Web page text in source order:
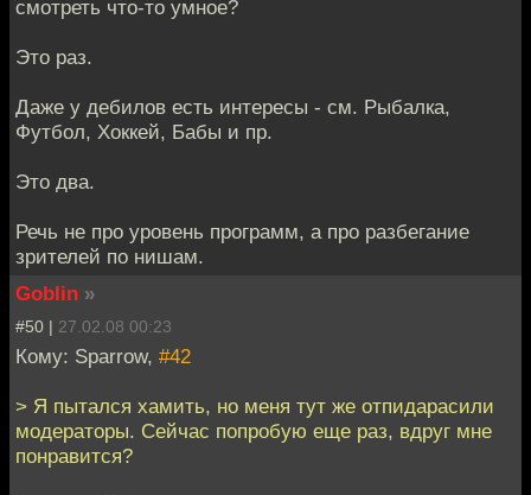
смотреть что-то умное?
Это раз.
Даже у дебилов есть интересы - см. Рыбалка,
Футбол, Хоккей, Бабы и пр.
Это два.
Речь не про уровень программ, а про разбегание
зрителей по нишам.
Goblin »
#50 | 27.02.08 00:23
Кому: Sparrow, #42
> Я пытался хамить, но меня тут же отпидарасили
модераторы. Сейчас попробую еще раз, вдруг мне
понравится?